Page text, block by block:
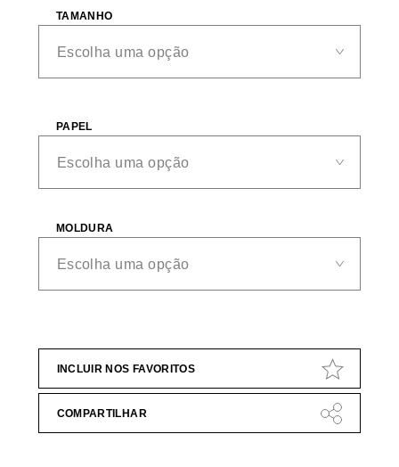
TAMANHO
PAPEL
MOLDURA
INCLUIR NOS FAVORITOS
COMPARTILHAR